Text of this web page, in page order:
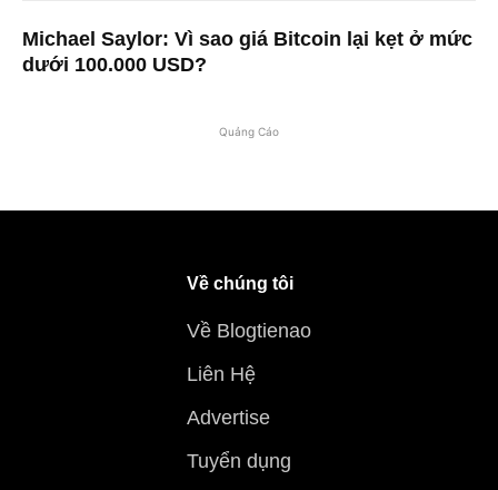
Michael Saylor: Vì sao giá Bitcoin lại kẹt ở mức
dưới 100.000 USD?
Quảng Cáo
Về chúng tôi
Về Blogtienao
Liên Hệ
Advertise
Tuyển dụng